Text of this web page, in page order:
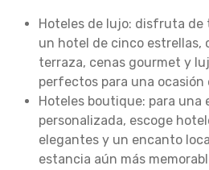
Hoteles de lujo: disfruta de
un hotel de cinco estrellas,
terraza, cenas gourmet y
perfectos para una ocasión
Hoteles boutique: para una
personalizada, escoge
elegantes y un encanto
estancia aún más